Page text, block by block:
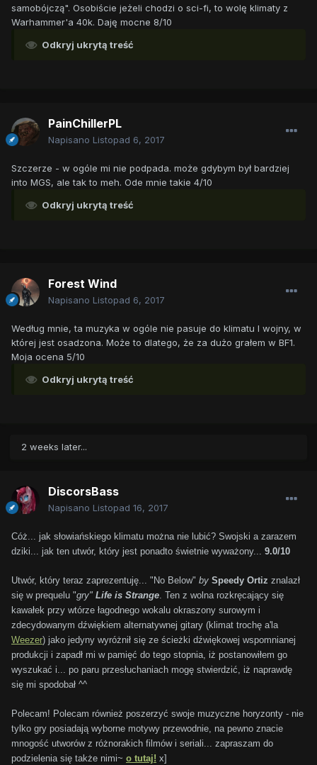
samobójczą". Osobiście jeżeli chodzi o sci-fi, to wolę klimaty z
Warhammer'a 40k. Daję mocne 8/10
Odkryj ukrytą treść
PainChillerPL
Napisano Listopad 6, 2017
Szczerze - w ogóle mi nie podpada. może gdybym był bardziej
into MGS, ale tak to meh. Ode mnie takie 4/10
Odkryj ukrytą treść
Forest Wind
Napisano Listopad 6, 2017
Według mnie, ta muzyka w ogóle nie pasuje do klimatu I wojny, w
której jest osadzona. Może to dlatego, że za dużo grałem w BF1.
Moja ocena 5/10
Odkryj ukrytą treść
2 weeks later...
DiscorsBass
Napisano Listopad 16, 2017
Cóż... jak słowiańskiego klimatu można nie lubić? Swojski a zarazem
dziki... jak ten utwór, który jest ponadto świetnie wyważony... 9.0/10
Utwór, który teraz zaprezentuję... "No Below" by Speedy Ortiz znalazł
się w prequelu "gry" Life is Strange. Ten z wolna rozkręcający się
kawałek przy wtórze łagodnego wokalu okraszony surowym i
zdecydowanym dźwiękiem alternatywnej gitary (klimat trochę a'la
Weezer) jako jedyny wyróżnił się ze ścieżki dźwiękowej wspomnianej
produkcji i zapadł mi w pamięć do tego stopnia, iż postanowiłem go
wyszukać i... po paru przesłuchaniach mogę stwierdzić, iż naprawdę
się mi spodobał ^^
Polecam! Polecam również poszerzyć swoje muzyczne horyzonty - nie
tylko gry posiadają wyborne motywy przewodnie, na pewno znacie
mnogość utworów z różnorakich filmów i seriali... zapraszam do
podzielenia się także nimi~ o tutaj! x]